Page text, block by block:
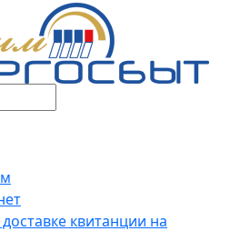
квитанции на